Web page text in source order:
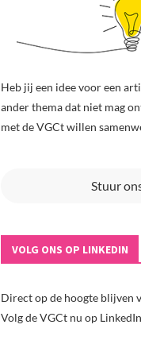
Heb jij een idee voor een
ander thema dat niet mag
met de VGCt willen
Stuur
VOLG ONS OP LINKEDIN
Direct op de hoogte blijven
Volg de VGCt nu op